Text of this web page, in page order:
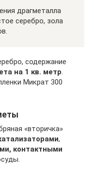
драгметалла
серебро, зола
содержание
на 1 кв. метр.
Микрат 300
«вторичка»
,
контактными